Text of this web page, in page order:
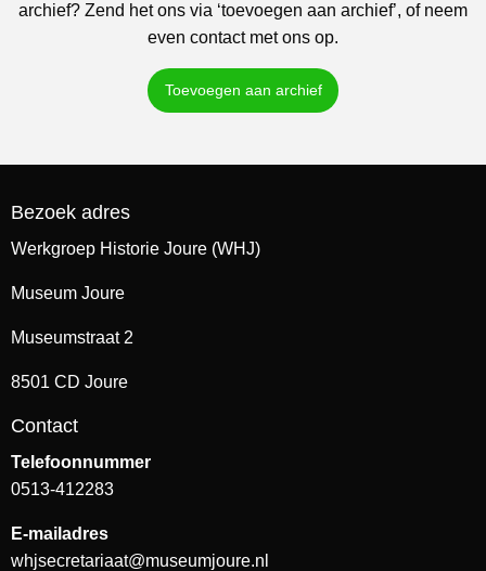
archief? Zend het ons via ‘toevoegen aan archief’, of neem
even contact met ons op.
Toevoegen aan archief
Bezoek adres
Werkgroep Historie Joure (WHJ)
Museum Joure
Museumstraat 2
8501 CD Joure
Contact
Telefoonnummer
0513-412283
E-mailadres
whjsecretariaat@museumjoure.nl